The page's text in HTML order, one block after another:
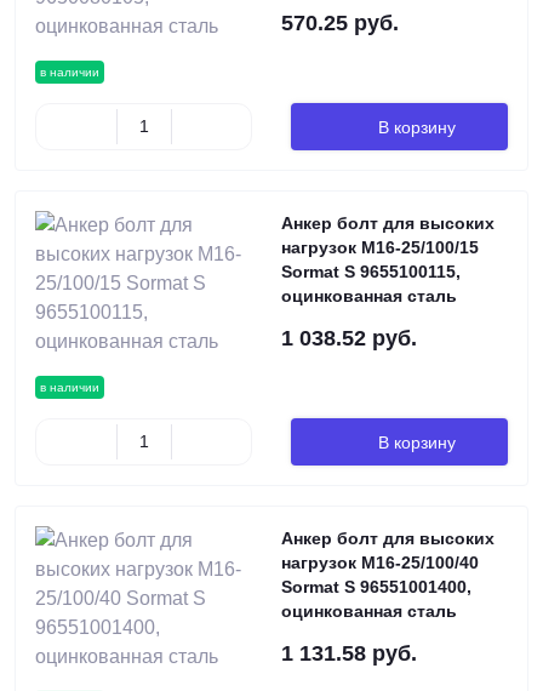
в наличии
570.25 руб.
В корзину
в наличии
Анкер болт для высоких
нагрузок М16-25/100/15
Sormat S 9655100115,
оцинкованная сталь
1 038.52 руб.
В корзину
Анкер болт для высоких
нагрузок М16-25/100/40
Sormat S 96551001400,
оцинкованная сталь
1 131.58 руб.